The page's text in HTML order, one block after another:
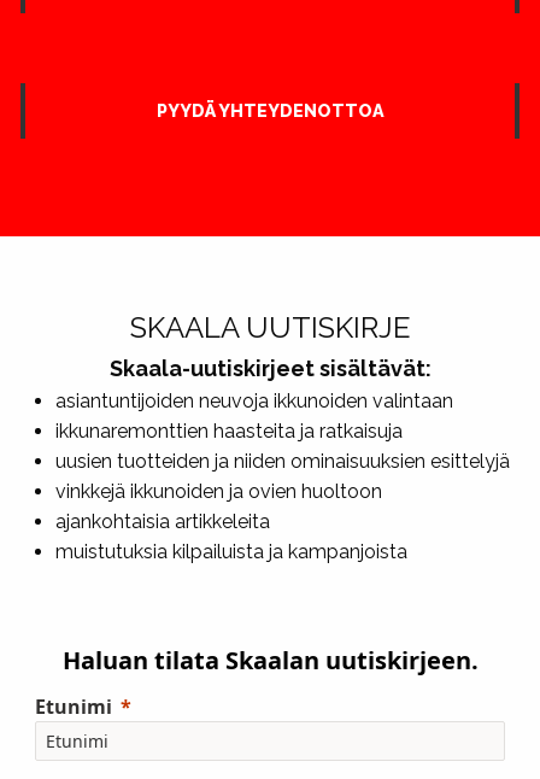
PYYDÄ YHTEYDENOTTOA
SKAALA UUTISKIRJE
Skaala-uutiskirjeet sisältävät:
asiantuntijoiden neuvoja ikkunoiden valintaan
ikkunaremonttien haasteita ja ratkaisuja
uusien tuotteiden ja niiden ominaisuuksien esittelyjä
vinkkejä ikkunoiden ja ovien huoltoon
ajankohtaisia artikkeleita
muistutuksia kilpailuista ja kampanjoista
Haluan tilata Skaalan uutiskirjeen.
Etunimi